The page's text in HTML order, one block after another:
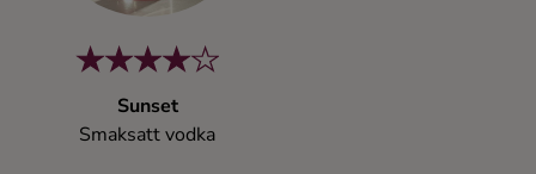
Likör
Rom
Sunset
Smaksatt vodka